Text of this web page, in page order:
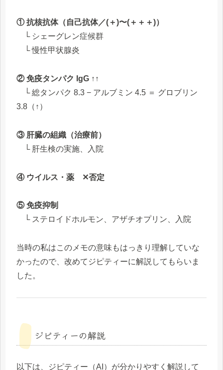
① 抗核抗体（自己抗体／(＋)〜(＋＋＋)）
└ シェーグレン症候群
└ 慢性甲状腺炎
② 免疫タンパク IgG ↑↑
└ 総タンパク 8.3 − アルブミン 4.5 ＝ グロブリン
3.8（↑）
③ 肝臓の組織（治療前）
└ 肝生検の実施、入院
④ ウイルス・薬 ✕否定
⑤ 免疫抑制
└ ステロイドホルモン、アザチオプリン、入院
当時の私はこのメモの意味もはっきり理解していな
かったので、改めてジピティーに解説してもらいま
した。
ジピティーの解説
以下は、ジピティー（AI）が分かりやすく解説して